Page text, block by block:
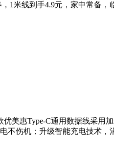
1米线到手4.9元，家中常备，
美惠Type-C通用数据线采用
伤机；升级智能充电技术